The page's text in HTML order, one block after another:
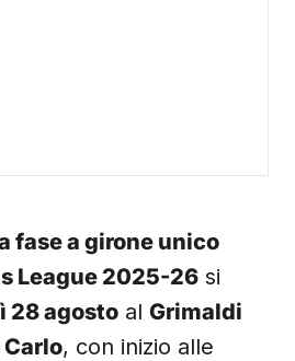
fase a girone unico
League 2025-26 si
28 agosto al Grimaldi
, con inizio alle